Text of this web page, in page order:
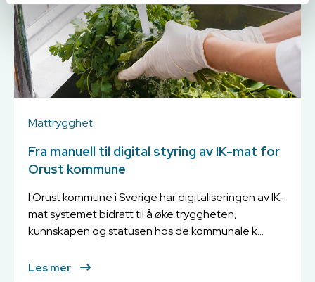
Mattrygghet
Fra manuell til digital styring av IK-mat for
Orust kommune
I Orust kommune i Sverige har digitaliseringen av IK-
mat systemet bidratt til å øke tryggheten,
kunnskapen og statusen hos de kommunale k...
Les mer